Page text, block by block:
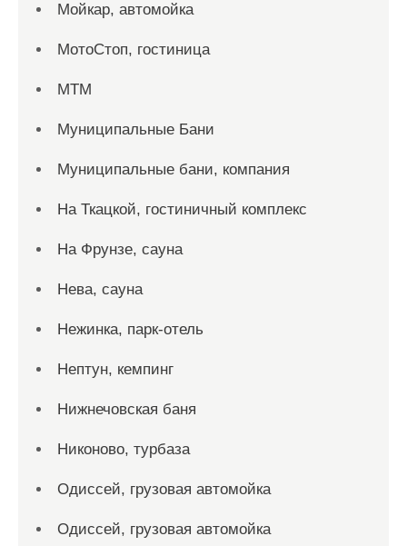
Мойкар, автомойка
МотоСтоп, гостиница
МТМ
Муниципальные Бани
Муниципальные бани, компания
На Ткацкой, гостиничный комплекс
На Фрунзе, сауна
Нева, сауна
Нежинка, парк-отель
Нептун, кемпинг
Нижнечовская баня
Никоново, турбаза
Одиссей, грузовая автомойка
Одиссей, грузовая автомойка